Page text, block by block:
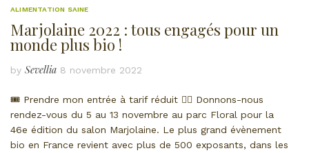
ALIMENTATION SAINE
Marjolaine 2022 : tous engagés pour un
monde plus bio !
by Sevellia 8 novembre 2022
🎟 Prendre mon entrée à tarif réduit 👈🏻 Donnons-nous
rendez-vous du 5 au 13 novembre au parc Floral pour la
46e édition du salon Marjolaine. Le plus grand évènement
bio en France revient avec plus de 500 exposants, dans les